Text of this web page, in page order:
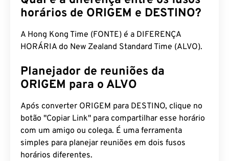
horários de ORIGEM e DESTINO?
A Hong Kong Time (FONTE) é a DIFERENÇA
HORÁRIA do New Zealand Standard Time (ALVO).
Planejador de reuniões da
ORIGEM para o ALVO
Após converter ORIGEM para DESTINO, clique no
botão "Copiar Link" para compartilhar esse horário
com um amigo ou colega. É uma ferramenta
simples para planejar reuniões em dois fusos
horários diferentes.